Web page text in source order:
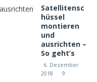
Satellitensc
hüssel
montieren
und
ausrichten –
So geht’s
6. Dezember
2018
9